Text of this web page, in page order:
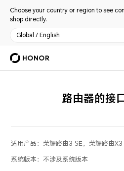
Choose your country or region to see
shop directly.
Global / English
路由器的接
适用产品： 荣耀路由3 SE，荣耀路由
系统版本：不涉及系统版本